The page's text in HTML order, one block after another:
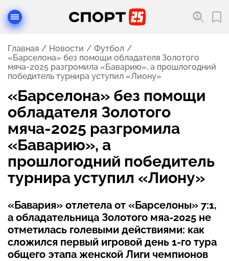
Главная Новости
Футбол
«Барселона» без помощи обладателя Золотого
мяча-2025 разгромила «Баварию», а прошлогодний
победитель турнира уступил «Лиону»
«Барселона» без помощи
обладателя Золотого
мяча-2025 разгромила
«Баварию», а
прошлогодний победитель
турнира уступил «Лиону»
«Бавария» отлетела от «Барселоны» 7:1,
а обладательница Золотого мяа-2025 не
отметилась голевыми действиями: как
сложился первый игровой день 1-го тура
общего этапа женской Лиги чемпионов